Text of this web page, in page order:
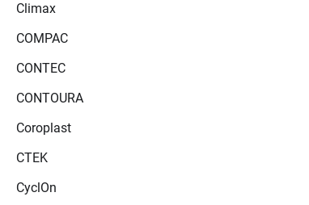
Climax
COMPAC
CONTEC
CONTOURA
Coroplast
CTEK
CyclOn